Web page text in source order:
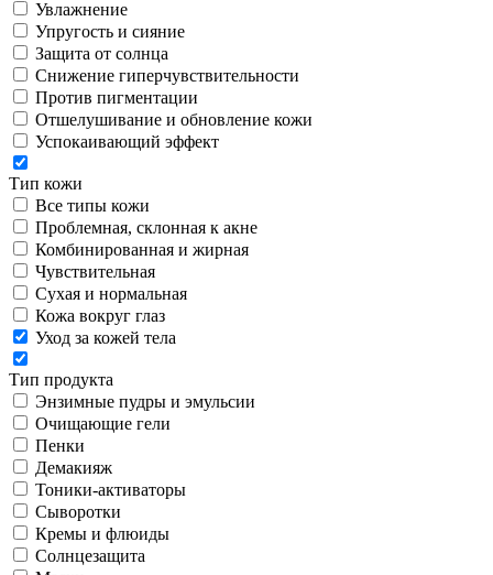
Увлажнение
Упругость и сияние
Защита от солнца
Снижение гиперчувствительности
Против пигментации
Отшелушивание и обновление кожи
Успокаивающий эффект
Тип кожи
Все типы кожи
Проблемная, склонная к акне
Комбинированная и жирная
Чувствительная
Сухая и нормальная
Кожа вокруг глаз
Уход за кожей тела
Тип продукта
Энзимные пудры и эмульсии
Очищающие гели
Пенки
Демакияж
Тоники-активаторы
Сыворотки
Кремы и флюиды
Солнцезащита